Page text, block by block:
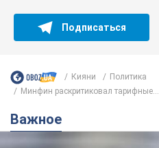
Подписаться
Кияни
Политика
Минфин раскритиковал тарифные...
Важное